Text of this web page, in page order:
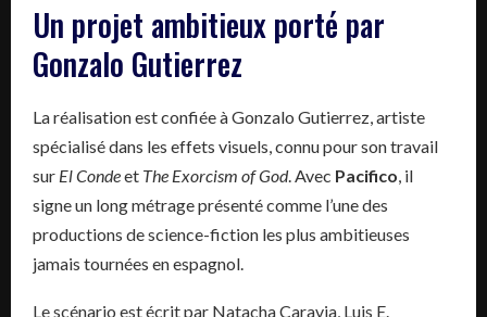
Un projet ambitieux porté par
Gonzalo Gutierrez
La réalisation est confiée à Gonzalo Gutierrez, artiste
spécialisé dans les effets visuels, connu pour son travail
sur El Condeet The Exorcism of God. Avec Pacifico , il
signe un long métrage présenté comme l’une des
productions de science-fiction les plus ambitieuses
jamais tournées en espagnol.
Le scénario est écrit par Natacha Caravia, Luis E.